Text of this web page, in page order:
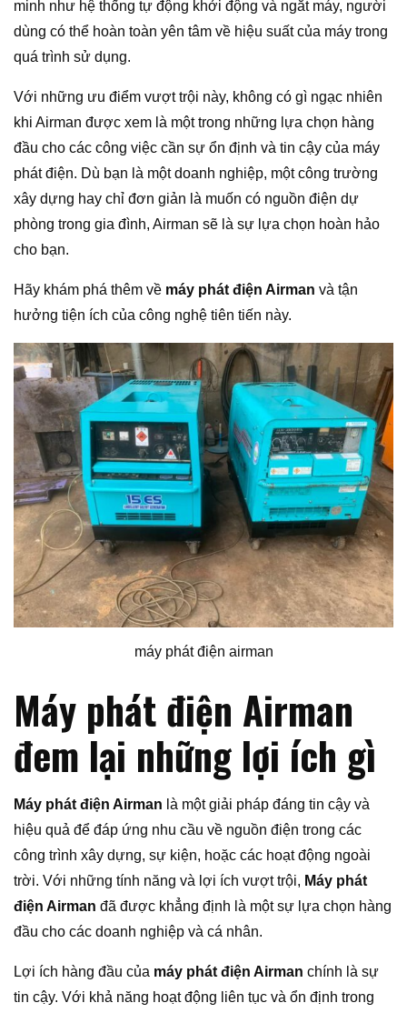
minh như hệ thống tự động khởi động và ngắt máy, người
dùng có thể hoàn toàn yên tâm về hiệu suất của máy trong
quá trình sử dụng.
Với những ưu điểm vượt trội này, không có gì ngạc nhiên
khi Airman được xem là một trong những lựa chọn hàng
đầu cho các công việc cần sự ổn định và tin cậy của máy
phát điện. Dù bạn là một doanh nghiệp, một công trường
xây dựng hay chỉ đơn giản là muốn có nguồn điện dự
phòng trong gia đình, Airman sẽ là sự lựa chọn hoàn hảo
cho bạn.
Hãy khám phá thêm về máy phát điện Airman và tận
hưởng tiện ích của công nghệ tiên tiến này.
máy phát điện airman
Máy phát điện Airman
đem lại những lợi ích gì
Máy phát điện Airman là một giải pháp đáng tin cậy và
hiệu quả để đáp ứng nhu cầu về nguồn điện trong các
công trình xây dựng, sự kiện, hoặc các hoạt động ngoài
trời. Với những tính năng và lợi ích vượt trội, Máy phát
điện Airman đã được khẳng định là một sự lựa chọn hàng
đầu cho các doanh nghiệp và cá nhân.
Lợi ích hàng đầu của máy phát điện Airman chính là sự
tin cậy. Với khả năng hoạt động liên tục và ổn định trong